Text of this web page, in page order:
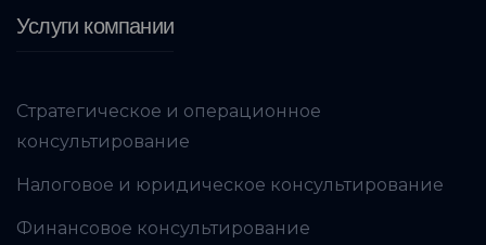
Услуги компании
Стратегическое и операционное
консультирование
Налоговое и юридическое консультирование
Финансовое консультирование